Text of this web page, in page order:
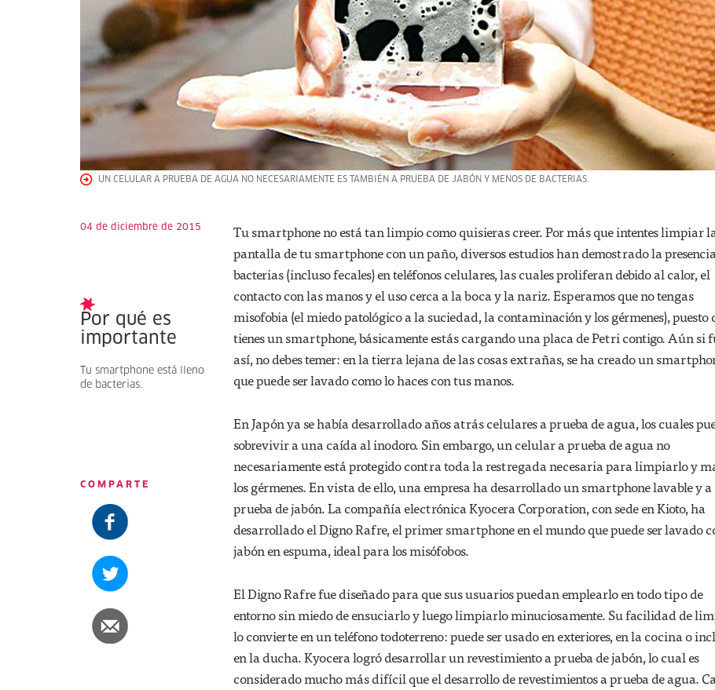
UN CELULAR A PRUEBA DE AGUA NO NECESARIAMENTE ES TAMBIÉN A PRUEBA DE JABÓN Y MENOS DE BACTERIAS.
04 de diciembre de 2015
Por qué es
importante
Tu smartphone está lleno
de bacterias.
COMPARTE
Tu smartphone no está tan limpio como quisieras creer. Por más que intentes limpiar
pantalla de tu smartphone con un paño, diversos estudios han demostrado la
bacterias (incluso fecales) en teléfonos celulares, las cuales proliferan debido al calor, el
contacto con las manos y el uso cerca a la boca y la nariz. Esperamos que no tengas
misofobia (el miedo patológico a la suciedad, la contaminación y los gérmenes), puesto
tienes un smartphone, básicamente estás cargando una placa de Petri contigo. Aún si
así, no debes temer: en la tierra lejana de las cosas extrañas, se ha creado un
que puede ser lavado como lo haces con tus manos.
En Japón ya se había desarrollado años atrás celulares a prueba de agua, los cuales
sobrevivir a una caída al inodoro. Sin embargo, un celular a prueba de agua no
necesariamente está protegido contra toda la restregada necesaria para limpiarlo y
los gérmenes. En vista de ello, una empresa ha desarrollado un smartphone lavable y a
prueba de jabón. La compañía electrónica Kyocera Corporation, con sede en Kioto, ha
desarrollado el Digno Rafre, el primer smartphone en el mundo que puede ser lavado
jabón en espuma, ideal para los misófobos.
El Digno Rafre fue diseñado para que sus usuarios puedan emplearlo en todo tipo de
entorno sin miedo de ensuciarlo y luego limpiarlo minuciosamente. Su facilidad de
lo convierte en un teléfono todoterreno: puede ser usado en exteriores, en la cocina o
en la ducha. Kyocera logró desarrollar un revestimiento a prueba de jabón, lo cual es
considerado mucho más difícil que el desarrollo de revestimientos a prueba de agua.